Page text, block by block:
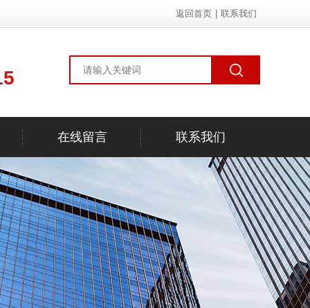
返回首页 联系我们
在线留言 联系我们